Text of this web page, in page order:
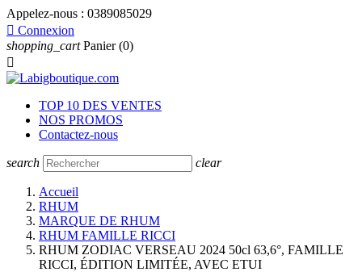
Appelez-nous : 0389085029
 Connexion
shopping_cart Panier (0)

TOP 10 DES VENTES
NOS PROMOS
Contactez-nous
search clear
Accueil
RHUM
MARQUE DE RHUM
RHUM FAMILLE RICCI
RHUM ZODIAC VERSEAU 2024 50cl 63,6°, FAMILLE
RICCI, ÉDITION LIMITÉE, AVEC ETUI